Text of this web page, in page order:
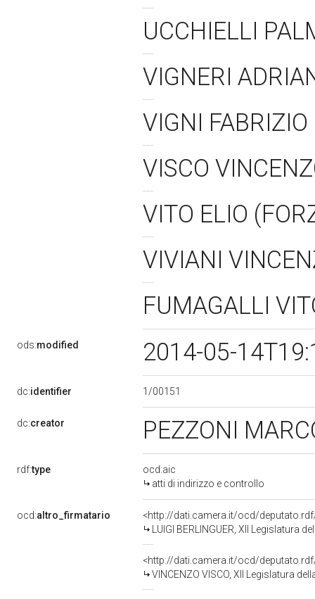
UCCHIELLI
VIGNERI
VIGNI
VISCO
VITO ELIO
VIVIANI
FUMAGALLI
ods:modified 2014-05-
dc:identifier 1/00151
dc:creator PEZZONI
rdf:type
ocd:aic
atti di indirizzo e controllo
ocd:altro_firmatario
<http://dati.camera.it/ocd/
LUIGI BERLINGUER, XII Legislatura
<http://dati.camera.it/ocd/
VINCENZO VISCO, XII Legislatura